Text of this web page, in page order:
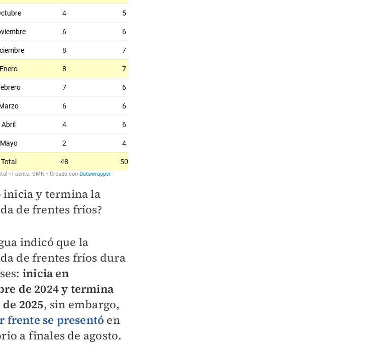
inicia y termina la
de frentes fríos?
indicó que la
de frentes fríos dura
inicia en
de 2024 y termina
2025, sin embargo,
frente se presentó en
a finales de agosto.